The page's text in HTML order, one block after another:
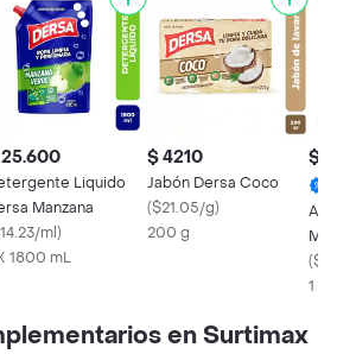
Liquido
Manzana
ml)
1800 mL
$ 4210
Jabón Dersa Coco
($21.05/g)
200 g
$
As
(
1 x
en Surtimax